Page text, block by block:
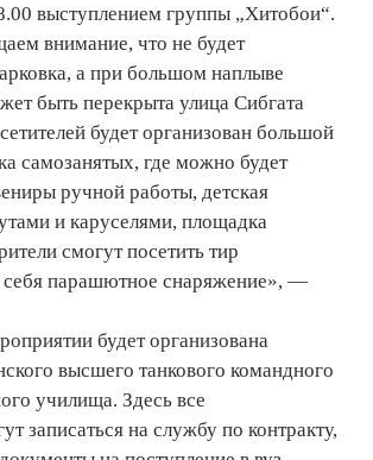
выступлением группы „Хитобои“.
внимание, что не будет
а при большом наплыве
быть перекрыта улица Сибгата
будет организован большой
самозанятых, где можно будет
ручной работы, детская
и каруселями, площадка
смогут посетить тир
себя парашютное снаряжение», —
будет организована
высшего танкового командного
училища. Здесь все
записаться на службу по контракту,